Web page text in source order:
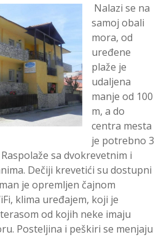
Nalazi se na
samoj obali
mora, od
uređene
plaže je
udaljena
manje od 100
m, a do
centra mesta
je potrebno 3
sa dvokrevetnim i
Dečiji krevetići su dostupni
je opremljen čajnom
klima uređajem, koji je
od kojih neke imaju
Posteljina i peškiri se menjaju